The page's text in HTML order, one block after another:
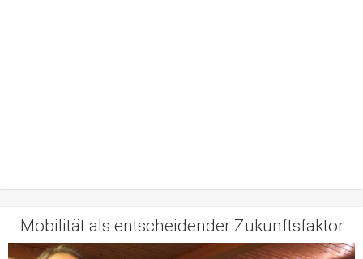
Mobilität als entscheidender Zukunftsfaktor